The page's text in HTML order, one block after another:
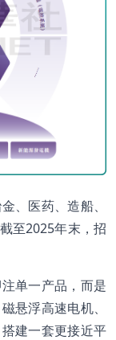
、医药、造船、
至2025年末，招
单一产品，而是
悬浮高速电机、
建一套更接近平